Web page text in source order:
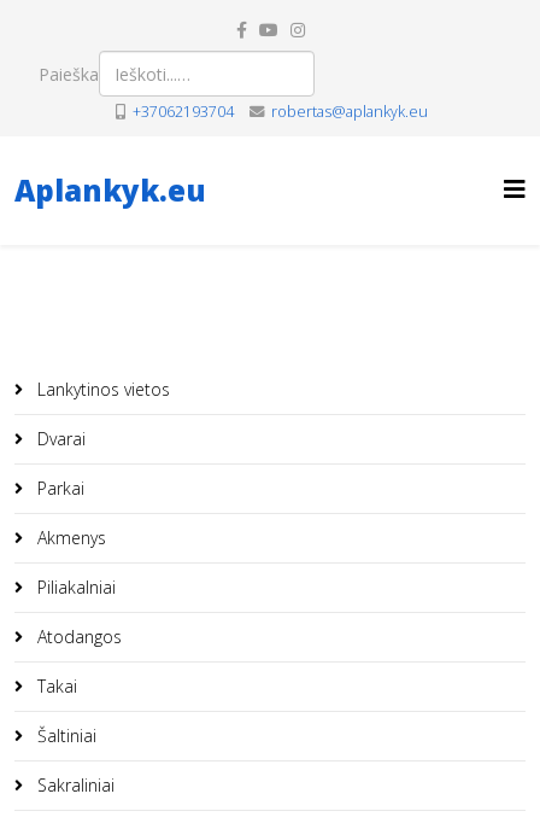
Paieška
+37062193704 robertas@aplankyk.eu
Aplankyk.eu
Lankytinos vietos
Dvarai
Parkai
Akmenys
Piliakalniai
Atodangos
Takai
Šaltiniai
Sakraliniai